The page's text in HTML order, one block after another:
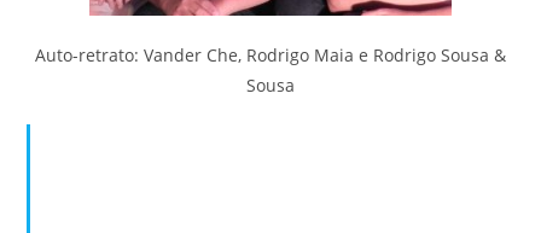
Auto-retrato: Vander Che, Rodrigo Maia e Rodrigo Sousa &
Sousa